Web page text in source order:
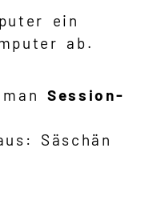
ein
ab.
Session-
Säschän